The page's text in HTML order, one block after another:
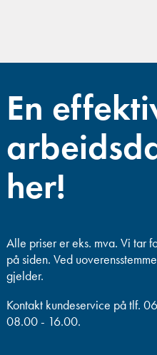
En
her!
Alle priser er eks. mva. Vi tar
på siden. Ved
gjelder.
Kontakt kundeservice på tlf.
08.00 - 16.00.